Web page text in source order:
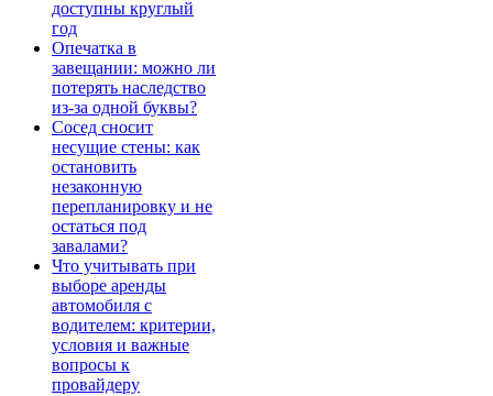
доступны круглый
год
Опечатка в
завещании: можно ли
потерять наследство
из-за одной буквы?
Сосед сносит
несущие стены: как
остановить
незаконную
перепланировку и не
остаться под
завалами?
Что учитывать при
выборе аренды
автомобиля с
водителем: критерии,
условия и важные
вопросы к
провайдеру